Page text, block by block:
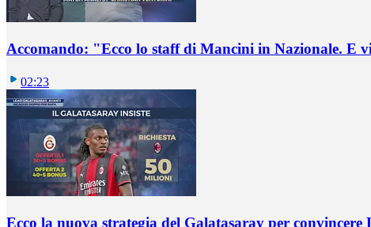
Accomando: "Ecco lo staff di Mancini in Nazionale. E
02:23
Ecco la nuova strategia del Galatasaray per convincere